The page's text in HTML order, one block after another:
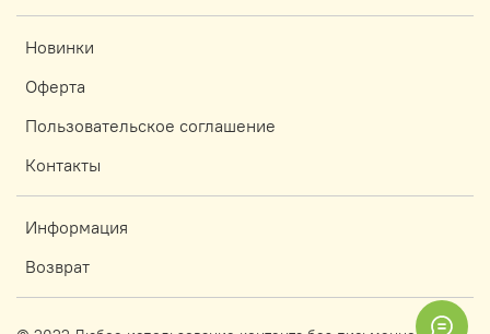
Новинки
Оферта
Пользовательское соглашение
Контакты
Информация
Возврат